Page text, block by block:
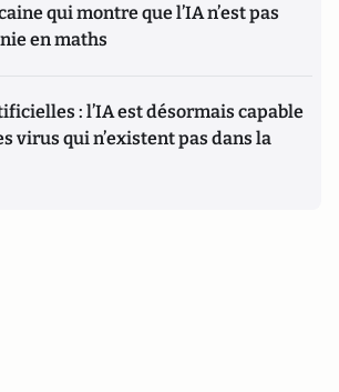
qui montre que l’IA n’est pas
en maths
: l’IA est désormais capable
virus qui n’existent pas dans la